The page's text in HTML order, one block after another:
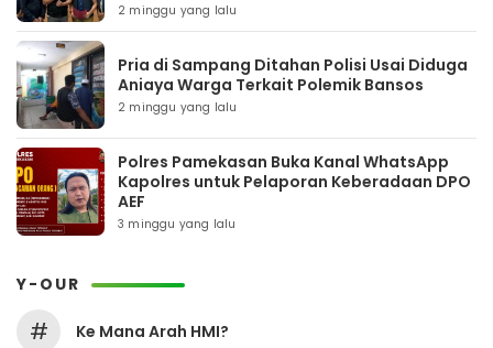
2 minggu yang lalu
Pria di Sampang Ditahan Polisi Usai Diduga
Aniaya Warga Terkait Polemik Bansos
2 minggu yang lalu
Polres Pamekasan Buka Kanal WhatsApp
Kapolres untuk Pelaporan Keberadaan DPO
AEF
3 minggu yang lalu
Y-OUR
# Ke Mana Arah HMI?